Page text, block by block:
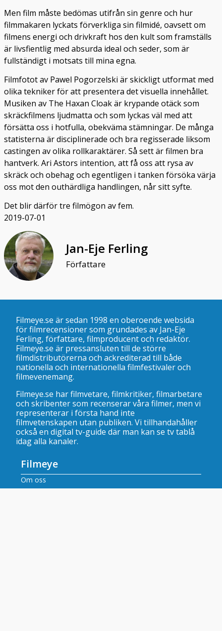
Men film måste bedömas utifrån sin genre och hur
filmmakaren lyckats förverkliga sin filmidé, oavsett om
filmens energi och drivkraft hos den kult som framställs
är livsfientlig med absurda ideal och seder, som är
fullständigt i motsats till mina egna.
Filmfotot av Pawel Pogorzelski är skickligt utformat med
olika tekniker för att presentera det visuella innehållet.
Musiken av The Haxan Cloak är krypande otäck som
skräckfilmens ljudmatta och som lyckas väl med att
försätta oss i hotfulla, obekväma stämningar. De många
statisterna är disciplinerade och bra regisserade liksom
castingen av olika rollkaraktärer. Så sett är filmen bra
hantverk. Ari Astors intention, att få oss att rysa av
skräck och obehag och egentligen i tanken försöka värja
oss mot den outhärdliga handlingen, når sitt syfte.
Det blir därför tre filmögon av fem.
2019-07-01
Jan-Eje Ferling
Författare
Filmeye.se är sedan 1998 en oberoende websida
för filmrecensioner som grundades av Jan-Eje
Ferling, författare, filmproducent och redaktör.
Filmeye.se är pressansluten till de större
filmdistributörerna och ackrediterad till både
nationella och internationella filmfestivaler och
filmevenemang.
Filmeye.se har filmvetare, filmkritiker, filmarbetare
och skribenter som recenserar våra filmer, men vi
representerar i första hand inte
filmvetenskapen utan publiken. Vi tillhandahåller
också en digital tv-guide där man kan se tv tablå
idag alla kanaler.
Filmeye
Om oss